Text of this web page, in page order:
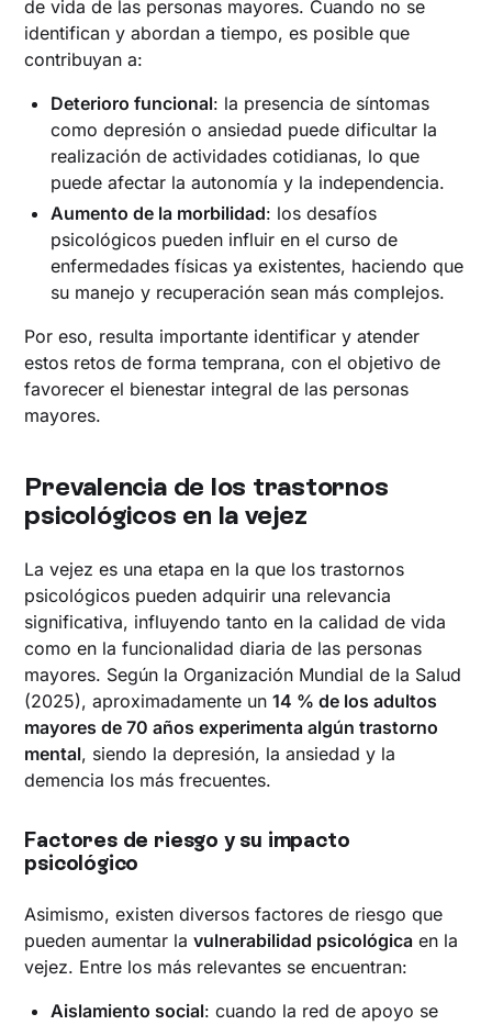
de vida de las personas mayores. Cuando no se
identifican y abordan a tiempo, es posible que
contribuyan a:
Deterioro funcional: la presencia de síntomas
como depresión o ansiedad puede dificultar la
realización de actividades cotidianas, lo que
puede afectar la autonomía y la independencia.
Aumento de la morbilidad: los desafíos
psicológicos pueden influir en el curso de
enfermedades físicas ya existentes, haciendo que
su manejo y recuperación sean más complejos.
Por eso, resulta importante identificar y atender
estos retos de forma temprana, con el objetivo de
favorecer el bienestar integral de las personas
mayores.
Prevalencia de los trastornos
psicológicos en la vejez
La vejez es una etapa en la que los trastornos
psicológicos pueden adquirir una relevancia
significativa, influyendo tanto en la calidad de vida
como en la funcionalidad diaria de las personas
mayores. Según la Organización Mundial de la Salud
(2025), aproximadamente un14 % de los adultos
mayores de 70 años experimenta algún trastorno
mental, siendo la depresión, la ansiedad y la
demencia los más frecuentes.
Factores de riesgo y su impacto
psicológico
Asimismo, existen diversos factores de riesgo que
pueden aumentar lavulnerabilidad psicológica en la
vejez. Entre los más relevantes se encuentran:
Aislamiento social: cuando la red de apoyo se